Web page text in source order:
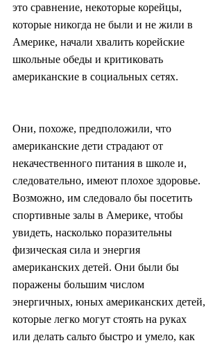
это сравнение, некоторые корейцы,
которые никогда не были и не жили в
Америке, начали хвалить корейские
школьные обеды и критиковать
американские в социальных сетях.
Они, похоже, предположили, что
американские дети страдают от
некачественного питания в школе и,
следовательно, имеют плохое здоровье.
Возможно, им следовало бы посетить
спортивные залы в Америке, чтобы
увидеть, насколько поразительны
физическая сила и энергия
американских детей. Они были бы
поражены большим числом
энергичных, юных американских детей,
которые легко могут стоять на руках
или делать сальто быстро и умело, как